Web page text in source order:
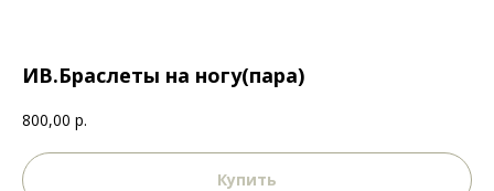
ИВ.Браслеты на ногу(пара)
800,00 р.
Купить